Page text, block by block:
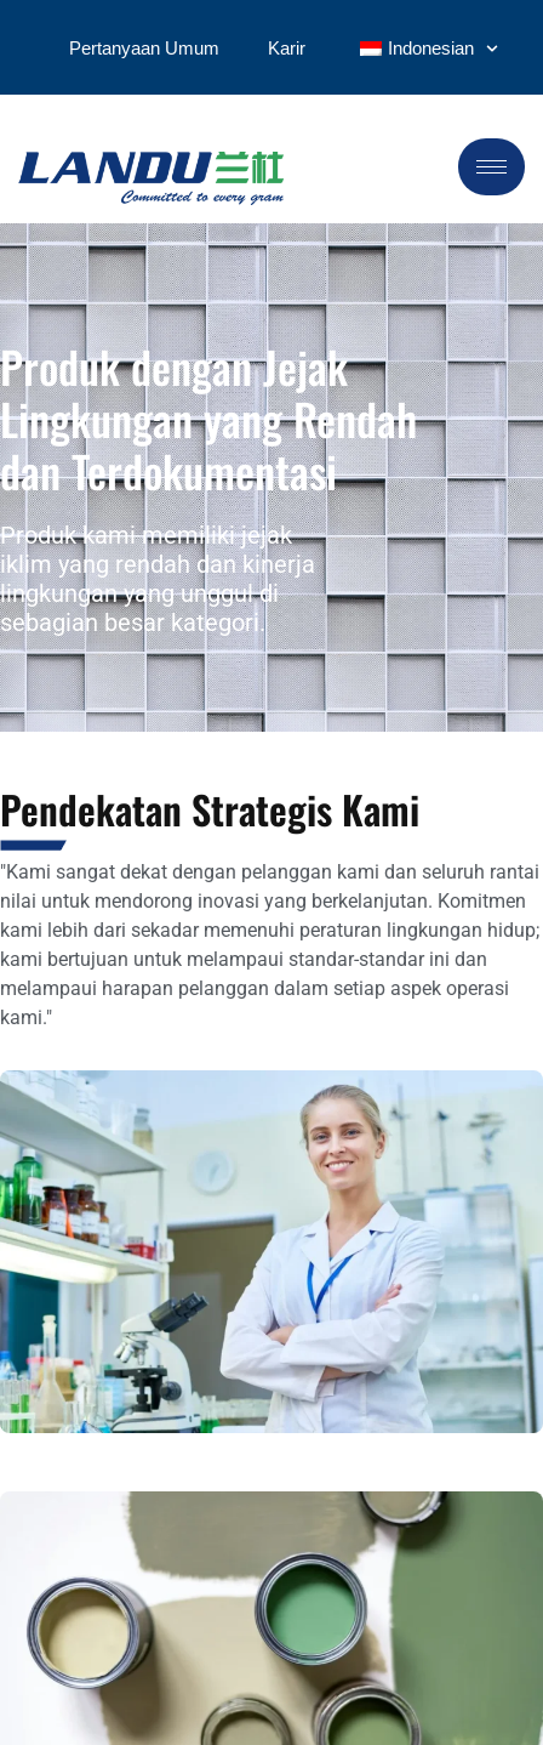
Pertanyaan Umum Karir Indonesian
Produk dengan Jejak
Lingkungan yang Rendah
dan Terdokumentasi
Produk kami memiliki jejak
iklim yang rendah dan kinerja
lingkungan yang unggul di
sebagian besar kategori.
Pendekatan Strategis Kami
"Kami sangat dekat dengan pelanggan kami dan seluruh rantai
nilai untuk mendorong inovasi yang berkelanjutan. Komitmen
kami lebih dari sekadar memenuhi peraturan lingkungan hidup;
kami bertujuan untuk melampaui standar-standar ini dan
melampaui harapan pelanggan dalam setiap aspek operasi
kami."